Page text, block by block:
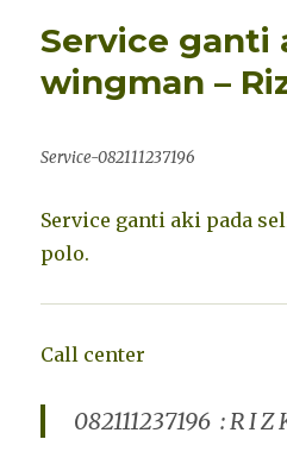
Service ganti
wingman –
Service-082111237196
Service ganti aki pada
polo.
Call center
082111237196 : R I Z